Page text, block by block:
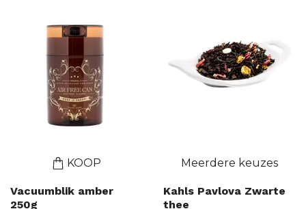
KOOP
Vacuumblik amber
250g
Meerdere keuzes
Kahls Pavlova Zwarte
thee